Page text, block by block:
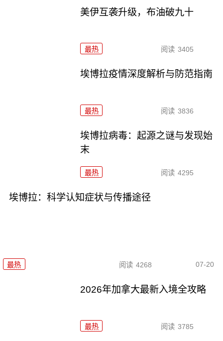
美伊互袭升级，布油破九十
最热 阅读 3405
埃博拉疫情深度解析与防范指南
最热 阅读 3836
埃博拉病毒：起源之谜与发现始
末
最热 阅读 4295
埃博拉：科学认知症状与传播途径
最热 阅读 4268 07-20
2026年加拿大最新入境全攻略
最热 阅读 3785